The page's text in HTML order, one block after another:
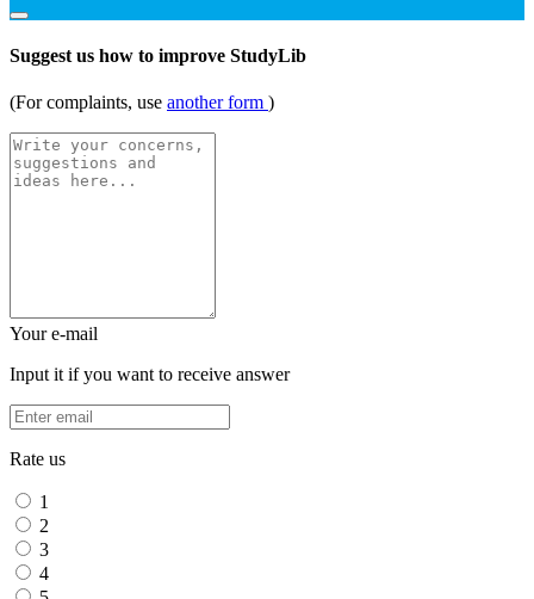
Suggest us how to improve StudyLib
(For complaints, use another form )
Your e-mail
Input it if you want to receive answer
Rate us
1
2
3
4